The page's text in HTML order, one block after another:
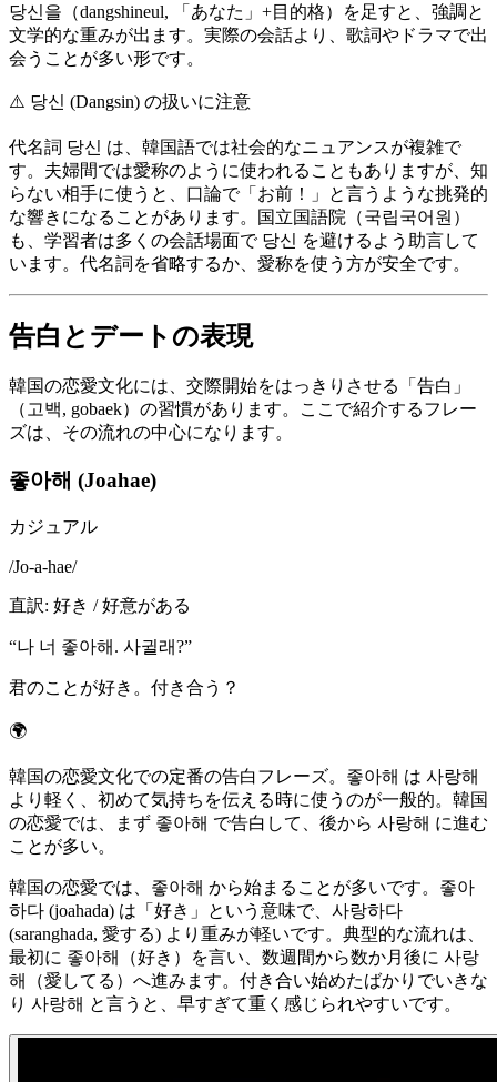
당신을（dangshineul, 「あなた」+目的格）を足すと、強調と
文学的な重みが出ます。実際の会話より、歌詞やドラマで出
会うことが多い形です。
⚠️ 당신 (Dangsin) の扱いに注意
代名詞 당신 は、韓国語では社会的なニュアンスが複雑で
す。夫婦間では愛称のように使われることもありますが、知
らない相手に使うと、口論で「お前！」と言うような挑発的
な響きになることがあります。国立国語院（국립국어원）
も、学習者は多くの会話場面で 당신 を避けるよう助言して
います。代名詞を省略するか、愛称を使う方が安全です。
告白とデートの表現
韓国の恋愛文化には、交際開始をはっきりさせる「告白」
（고백, gobaek）の習慣があります。ここで紹介するフレー
ズは、その流れの中心になります。
좋아해 (Joahae)
カジュアル
/Jo-a-hae/
直訳: 好き / 好意がある
“나 너 좋아해. 사귈래?”
君のことが好き。付き合う？
🌍
韓国の恋愛文化での定番の告白フレーズ。좋아해 は 사랑해
より軽く、初めて気持ちを伝える時に使うのが一般的。韓国
の恋愛では、まず 좋아해 で告白して、後から 사랑해 に進む
ことが多い。
韓国の恋愛では、좋아해 から始まることが多いです。좋아
하다 (joahada) は「好き」という意味で、사랑하다
(saranghada, 愛する) より重みが軽いです。典型的な流れは、
最初に 좋아해（好き）を言い、数週間から数か月後に 사랑
해（愛してる）へ進みます。付き合い始めたばかりでいきな
り 사랑해 と言うと、早すぎて重く感じられやすいです。